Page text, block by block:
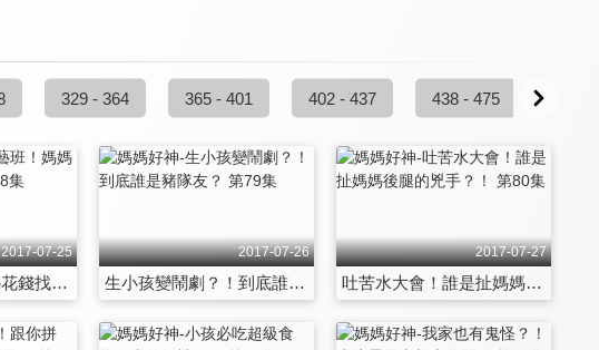
329 - 364 365 - 401 402 - 437 438 - 475
2017-07-25
選錯才藝班！媽媽花錢找罪受？！ 第78集
2017-07-26
生小孩變鬧劇？！到底誰是豬隊友？ 第79集
2017-07-27
吐苦水大會！誰是扯媽媽後腿的兇手？！ 第80集